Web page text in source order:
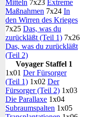
Mitteln 7x23 Extreme
Maßnahmen 7x24 In
den Wirren des Krieges
7x25 Das, was du
zurückläßt (Teil 1) 7x26
Das, was du zurückläßt
(Teil 2)
Voyager Staffel 1
1x01 Der Fürsorger
(Teil 1) 1x02 Der
Fürsorger (Teil 2) 1x03
Die Parallaxe 1x04
Subraumspalten 1x05